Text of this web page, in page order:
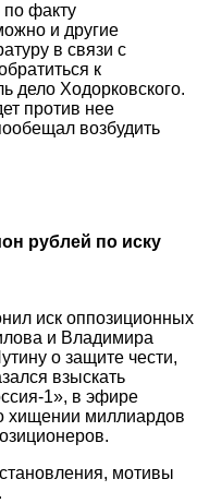
факту
и другие
в связи с
к
дело Ходорковского.
против нее
возбудить
рублей по иску
иск оппозиционных
и Владимира
о защите чести,
взыскать
1», в эфире
хищении миллиардов
мотивы